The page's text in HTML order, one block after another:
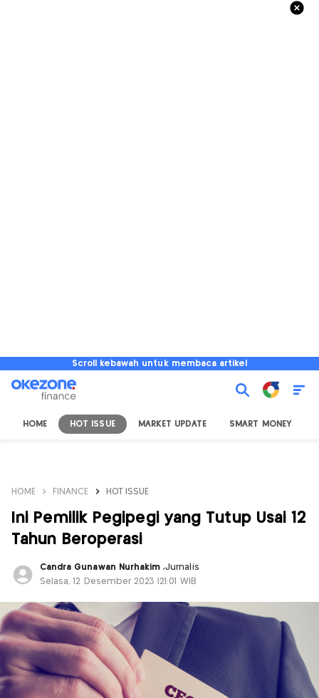
Scroll kebawah untuk membaca artikel
HOME HOT ISSUE MARKET UPDATE SMART MONEY
HOME FINANCE HOT ISSUE
Ini Pemilik Pegipegi yang Tutup Usai 12
Tahun Beroperasi
Candra Gunawan Nurhakim,Jurnalis
Selasa, 12 Desember 2023 |21:01 WIB